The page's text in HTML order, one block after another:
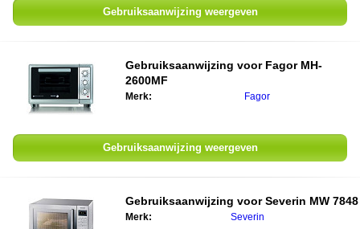
Gebruiksaanwijzing weergeven
Gebruiksaanwijzing voor Fagor MH-
2600MF
Merk: Fagor
Gebruiksaanwijzing weergeven
Gebruiksaanwijzing voorSeverin MW 7848
Merk: Severin